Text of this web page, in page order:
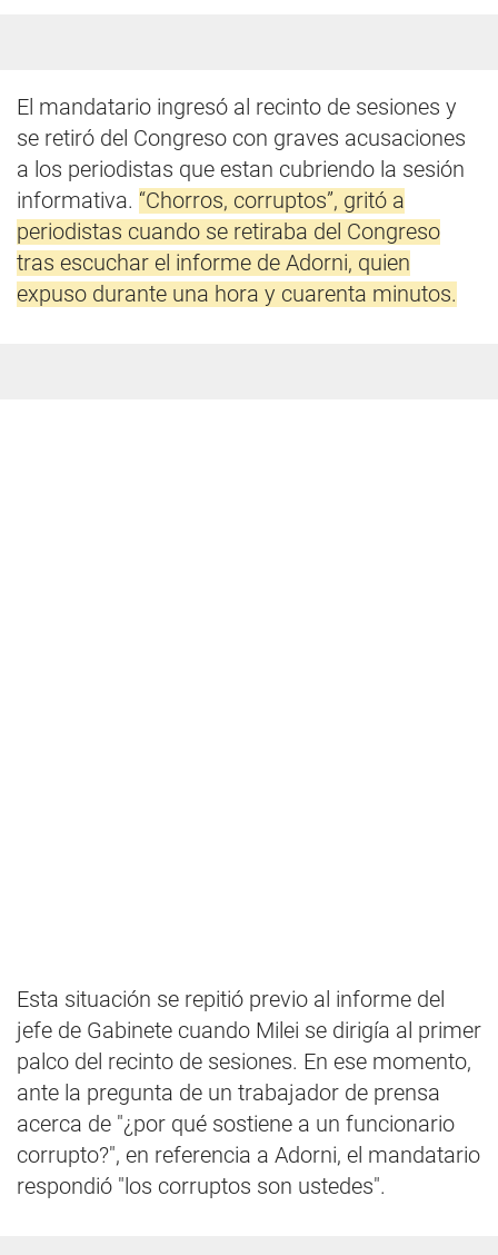
El mandatario ingresó al recinto de sesiones y
se retiró del Congreso con graves acusaciones
a los periodistas que estan cubriendo la sesión
informativa. “Chorros, corruptos”, gritó a
periodistas cuando se retiraba del Congreso
tras escuchar el informe de Adorni, quien
expuso durante una hora y cuarenta minutos.
Esta situación se repitió previo al informe del
jefe de Gabinete cuando Milei se dirigía al primer
palco del recinto de sesiones. En ese momento,
ante la pregunta de un trabajador de prensa
acerca de "¿por qué sostiene a un funcionario
corrupto?", en referencia a Adorni, el mandatario
respondió "los corruptos son ustedes".